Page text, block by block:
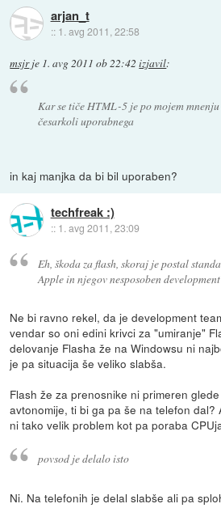
arjan_t
:: 1. avg 2011, 22:58
msjrje 1. avg 2011 ob 22:42 izjavil:
Kar se tiče HTML-5 je po mojem mnenju
česarkoli uporabnega
in kaj manjka da bi bil uporaben?
techfreak :)
:: 1. avg 2011, 23:09
Eh, škoda za flash, skoraj je postal
Apple in njegov nesposoben
Ne bi ravno rekel, da je development
vendar so oni edini krivci za "umiranje"
delovanje Flasha že na Windowsu ni
je pa situacija še veliko slabša.
Flash že za prenosnike ni primeren
avtonomije, ti bi ga pa še na telefon dal?
ni tako velik problem kot pa poraba
povsod je delalo isto
Ni. Na telefonih je delal slabše ali pa